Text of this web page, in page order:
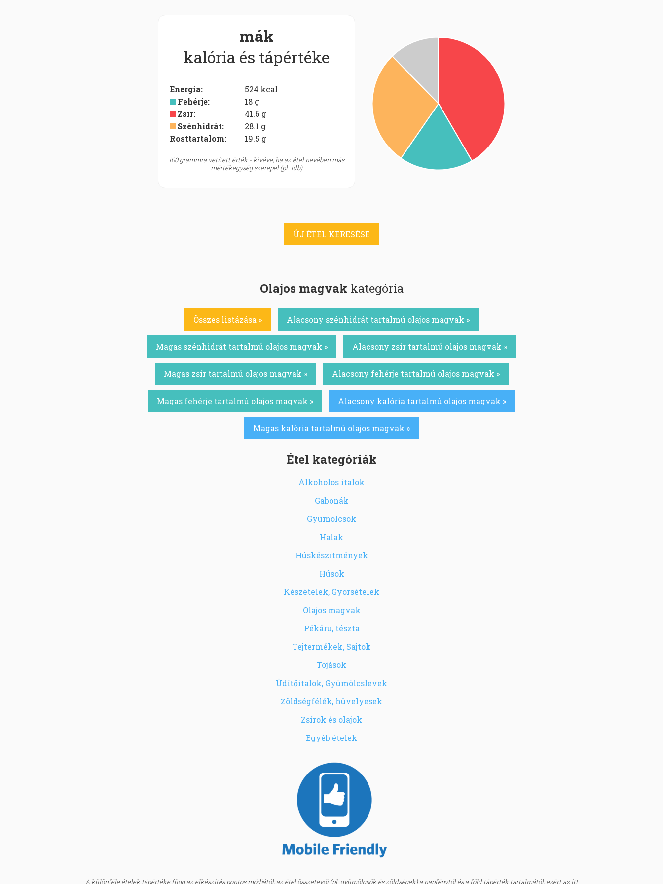
mák
kalória és tápértéke
Energia: 524 kcal
Fehérje: 18 g
Zsír: 41.6 g
Szénhidrát: 28.1 g
Rosttartalom:
19.5 g
100 grammra vetített érték - kivéve, ha az étel nevében más
mértékegység szerepel (pl. 1db)
ÚJ ÉTEL KERESÉSE
Olajos magvak kategória
Összes listázása » Alacsony szénhidrát tartalmú olajos magvak »
Magas szénhidrát tartalmú olajos magvak » Alacsony zsír tartalmú olajos magvak »
Magas zsír tartalmú olajos magvak » Alacsony fehérje tartalmú olajos magvak »
Magas fehérje tartalmú olajos magvak » Alacsony kalória tartalmú olajos magvak »
Magas kalória tartalmú olajos magvak »
Étel kategóriák
Alkoholos italok
Gabonák
Gyümölcsök
Halak
Húskészítmények
Húsok
Készételek, Gyorsételek
Olajos magvak
Pékáru, tészta
Tejtermékek, Sajtok
Tojások
Üdítőitalok, Gyümölcslevek
Zöldségfélék, hüvelyesek
Zsírok és olajok
Egyéb ételek
A különféle ételek tápértéke függ az elkészítés pontos módjától, az étel összetevői (pl. gyümölcsök és zöldségek) a napfénytől és a föld tápérték tartalmától, ezért az itt